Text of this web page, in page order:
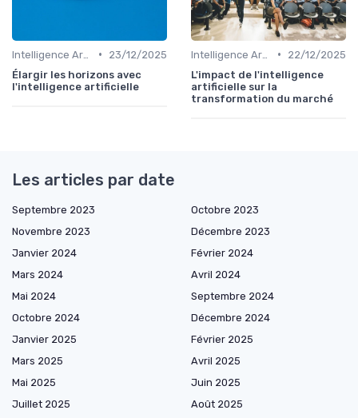
•
23/12/2025
Élargir les horizons avec
l'intelligence artificielle
•
22/12/2025
L'impact de l'intelligence
artificielle sur la
transformation du marché
Les articles par date
Septembre 2023
Octobre 2023
Novembre 2023
Décembre 2023
Janvier 2024
Février 2024
Mars 2024
Avril 2024
Mai 2024
Septembre 2024
Octobre 2024
Décembre 2024
Janvier 2025
Février 2025
Mars 2025
Avril 2025
Mai 2025
Juin 2025
Juillet 2025
Août 2025